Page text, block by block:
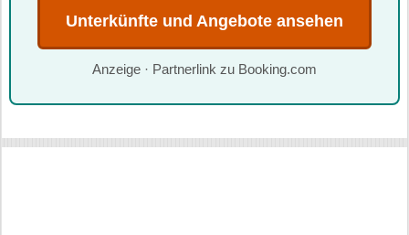
Unterkünfte und Angebote ansehen
Anzeige · Partnerlink zu Booking.com